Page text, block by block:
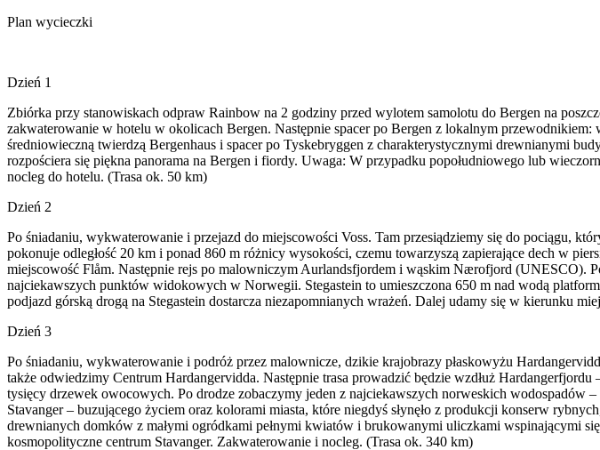
Plan wycieczki
Dzień 1
Zbiórka przy stanowiskach odpraw Rainbow na 2 godziny przed wylotem samolotu do Bergen na
zakwaterowanie w hotelu w okolicach Bergen. Następnie spacer po Bergen z lokalnym
średniowieczną twierdzą Bergenhaus i spacer po Tyskebryggen z charakterystycznymi drewnianymi
rozpościera się piękna panorama na Bergen i fiordy. Uwaga: W przypadku popołudniowego lub
nocleg do hotelu. (Trasa ok. 50 km)
Dzień 2
Po śniadaniu, wykwaterowanie i przejazd do miejscowości Voss. Tam przesiądziemy się do pociągu,
pokonuje odległość 20 km i ponad 860 m różnicy wysokości, czemu towarzyszą zapierające dech w
miejscowość Flåm. Następnie rejs po malowniczym Aurlandsfjordem i wąskim Nærofjord (UNESCO).
najciekawszych punktów widokowych w Norwegii. Stegastein to umieszczona 650 m nad wodą
podjazd górską drogą na Stegastein dostarcza niezapomnianych wrażeń. Dalej udamy się w kierunku
Dzień 3
Po śniadaniu, wykwaterowanie i podróż przez malownicze, dzikie krajobrazy płaskowyżu
także odwiedzimy Centrum Hardangervidda. Następnie trasa prowadzić będzie wzdłuż
tysięcy drzewek owocowych. Po drodze zobaczymy jeden z najciekawszych norweskich wodospadów
Stavanger – buzującego życiem oraz kolorami miasta, które niegdyś słynęło z produkcji konserw
drewnianych domków z małymi ogródkami pełnymi kwiatów i brukowanymi uliczkami wspinającymi
kosmopolityczne centrum Stavanger. Zakwaterowanie i nocleg. (Trasa ok. 340 km)